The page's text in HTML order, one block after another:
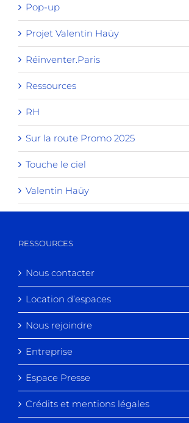
Pop-up
Projet Valentin Haüy
Réinventer.Paris
Ressources
RH
Sur la route Promo 2025
Touche le ciel
Valentin Haüy
RESSOURCES
Nous contacter
Location d’espaces
Nous rejoindre
Entreprise
Espace Presse
Crédits et mentions légales